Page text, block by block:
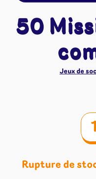
50
Jeux de
Rupture de